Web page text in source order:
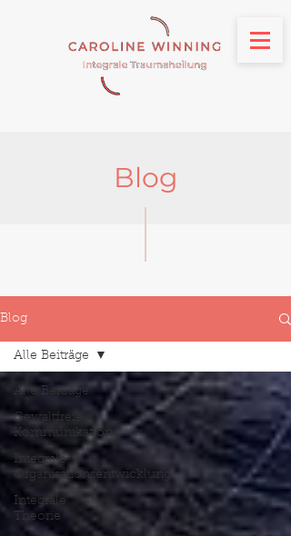
Blog
Blog
Alle Beiträge
Gewaltfreie
Kommunikation
Integrale
Organisationsentwicklung
Integrale
Theorie
Alle Beiträge